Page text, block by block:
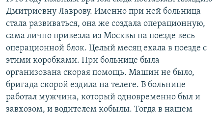
Дмитриевну Лаврову. Именно при ней больница
стала развиваться, она же создала операционную,
сама лично привезла из Москвы на поезде весь
операционной блок. Целый месяц ехала в поезде с
этими коробками. При больнице была
организована скорая помощь. Машин не было,
бригада скорой ездила на телеге. В больнице
работал мужчина, который одновременно был и
завхозом, и водителем кобылы. Тогда в нашем